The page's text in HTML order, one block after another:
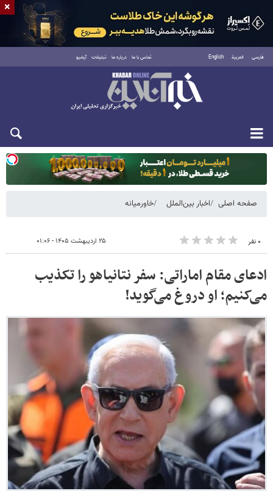
فارسی العربية English تماس با ما درباره ما تبلیغات آرشیو
دوشنبه ۱۹ مرداد ۱۴۰۵
صفحه اصلی اخبار بین‌الملل خاورمیانه
۰ نفر ۲۵ اردیبهشت ۱۴۰۵ - ۰۱:۰۶
ادعای مقام اماراتی: سفر نتانیاهو را تکذیب
می‌کنیم؛ او دروغ می‌گوید!
×